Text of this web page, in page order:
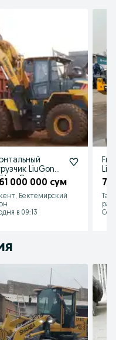
LiuGong
— Cummins,
000 000 сум
Бектемирский
в 09:13
—